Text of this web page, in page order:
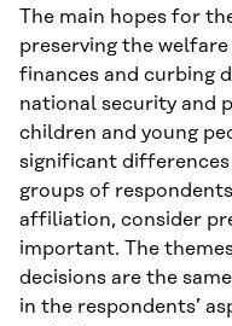
The main hopes for
preserving the
finances and curbing
national security and
children and young
significant
groups of
affiliation, consider
important. The
decisions are the
in the respondents’